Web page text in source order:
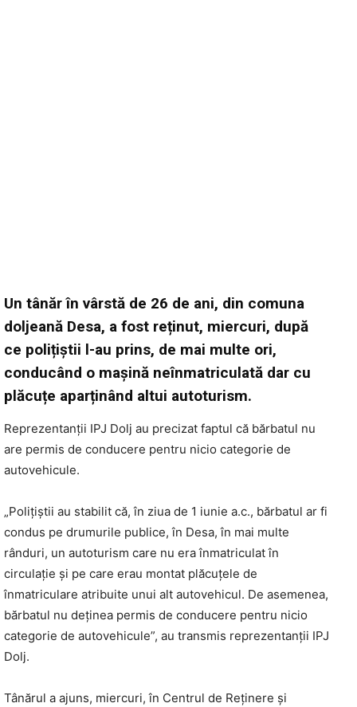
Un tânăr în vârstă de 26 de ani, din comuna
doljeană Desa, a fost reținut, miercuri, după
ce polițiștii l-au prins, de mai multe ori,
conducând o mașină neînmatriculată dar cu
plăcuțe aparținând altui autoturism.
Reprezentanții IPJ Dolj au precizat faptul că bărbatul nu
are permis de conducere pentru nicio categorie de
autovehicule.
„Poliţiştii au stabilit că, în ziua de 1 iunie a.c., bărbatul ar fi
condus pe drumurile publice, în Desa, în mai multe
rânduri, un autoturism care nu era înmatriculat în
circulaţie şi pe care erau montat plăcuţele de
înmatriculare atribuite unui alt autovehicul. De asemenea,
bărbatul nu deţinea permis de conducere pentru nicio
categorie de autovehicule”, au transmis reprezentanții IPJ
Dolj.
Tânărul a ajuns, miercuri, în Centrul de Reţinere şi